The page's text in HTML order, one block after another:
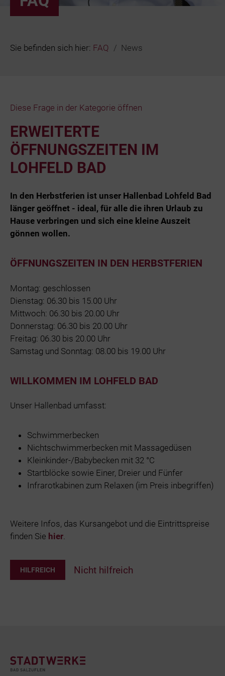
Sie befinden sich hier: FAQ News
Diese Frage in der Kategorie öffnen
ERWEITERTE
ÖFFNUNGSZEITEN IM
LOHFELD BAD
In den Herbstferien ist unser Hallenbad Lohfeld Bad
länger geöffnet - ideal, für alle die ihren Urlaub zu
Hause verbringen und sich eine kleine Auszeit
gönnen wollen.
ÖFFNUNGSZEITEN IN DEN HERBSTFERIEN
Montag: geschlossen
Dienstag: 06.30 bis 15.00 Uhr
Mittwoch: 06.30 bis 20.00 Uhr
Donnerstag: 06.30 bis 20.00 Uhr
Freitag: 06.30 bis 20.00 Uhr
Samstag und Sonntag: 08.00 bis 19.00 Uhr
WILLKOMMEN IM LOHFELD BAD
Unser Hallenbad umfasst:
Schwimmerbecken
Nichtschwimmerbecken mit Massagedüsen
Kleinkinder-/Babybecken mit 32 °C
Startblöcke sowie Einer, Dreier und Fünfer
Infrarotkabinen zum Relaxen (im Preis inbegriffen)
Weitere Infos, das Kursangebot und die Eintrittspreise
finden Sie hier
HILFREICH Nicht hilfreich
Bäder